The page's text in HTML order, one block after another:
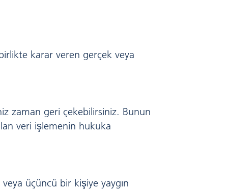
karar veren gerçek veya
zaman geri çekebilirsiniz. Bunun
veri işlemenin hukuka
üçüncü bir kişiye yaygın